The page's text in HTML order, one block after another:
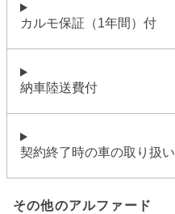
カルモ保証（1年間）付
納車陸送費付
契約終了時の車の取り扱い
その他のアルファード